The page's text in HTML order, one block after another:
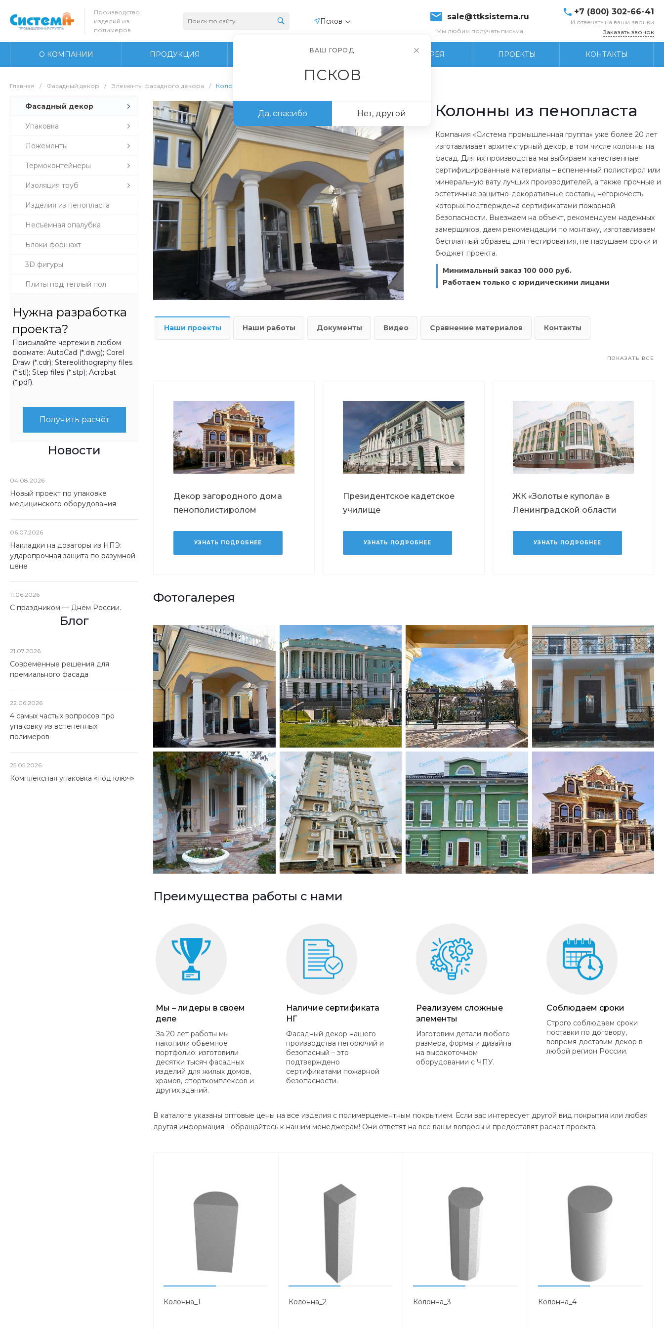
Производство
изделий из
полимеров
Псков sale@ttksistema.ru
Мы любим получать письма
+7 (800) 302-66-41
И отвечать на ваши звонки
Заказать звонок
О КОМПАНИИ ПРОДУКЦИЯ ПРОИЗВОДСТВО ФОТОГАЛЕРЕЯ ПРОЕКТЫ КОНТАКТЫ
Главная / Фасадный декор / Элементы фасадного декора / Колонны из пенопласта
Фасадный декор
Упаковка
Ложементы
Термоконтейнеры
Изоляция труб
Изделия из пенопласта
Несъёмная опалубка
Блоки форшахт
3D фигуры
Плиты под теплый пол
Нужна разработка
проекта?
Присылайте чертежи в любом
формате: AutoCad (*.dwg); Corel
Draw (*.cdr); Stereolithography files
(*.stl); Step files (*.stp); Acrobat
(*.pdf).
Получить расчёт
Новости
04.08.2026
Новый проект по упаковке
медицинского оборудования
06.07.2026
Накладки на дозаторы из НПЭ:
ударопрочная защита по разумной
цене
11.06.2026
С праздником — Днём России.
Блог
21.07.2026
Современные решения для
премиального фасада
22.06.2026
4 самых частых вопросов про
упаковку из вспененных
полимеров
25.05.2026
Комплексная упаковка «под ключ»
Колонны из пенопласта
Компания «Система промышленная группа» уже более 20 лет
изготавливает архитектурный декор, в том числе колонны на
фасад. Для их производства мы выбираем качественные
сертифицированные материалы – вспененный полистирол или
минеральную вату лучших производителей, а также прочные и
эстетичные защитно-декоративные составы, негорючесть
которых подтверждена сертификатами пожарной
безопасности. Выезжаем на объект, рекомендуем надежных
замерщиков, даем рекомендации по монтажу, изготавливаем
бесплатный образец для тестирования, не нарушаем сроки и
бюджет проекта.
Минимальный заказ 100 000 руб.
Работаем только с юридическими лицами
Наши проекты Наши работы Документы Видео Сравнение материалов Контакты
ПОКАЗАТЬ ВСЕ
Декор загородного дома
пенополистиролом
УЗНАТЬ ПОДРОБНЕЕ
Президентское кадетское
училище
УЗНАТЬ ПОДРОБНЕЕ
ЖК «Золотые купола» в
Ленинградской области
УЗНАТЬ ПОДРОБНЕЕ
Фотогалерея
Преимущества работы с нами
Мы – лидеры в своем
деле
За 20 лет работы мы
накопили объемное
портфолио: изготовили
десятки тысяч фасадных
изделий для жилых домов,
храмов, спорткомплексов и
других зданий.
Наличие сертификата
НГ
Фасадный декор нашего
производства негорючий и
безопасный – это
подтверждено
сертификатами пожарной
безопасности.
Реализуем сложные
элементы
Изготовим детали любого
размера, формы и дизайна
на высокоточном
оборудовании с ЧПУ.
Соблюдаем сроки
Строго соблюдаем сроки
поставки по договору,
вовремя доставим декор в
любой регион России.
В каталоге указаны оптовые цены на все изделия с полимерцементным покрытием. Если вас интересует другой вид покрытия или любая
другая информация - обращайтесь к нашим менеджерам! Они ответят на все ваши вопросы и предоставят расчет проекта.
Колонна_1 Колонна_2 Колонна_3 Колонна_4
ВАШ ГОРОД
ПСКОВ
Да, спасибо Нет, другой